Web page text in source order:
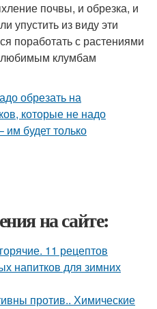
почвы, и обрезка, и
упустить из виду эти
поработать с растениями
любимым клумбам
на сайте:
11 рецептов
напитков для зимних
против.. Химические